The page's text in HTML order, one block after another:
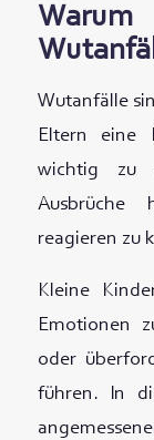
Wutanfälle
Eltern eine
wichtig zu
Ausbrüche
reagieren zu
Kleine
Emotionen
oder
führen. In